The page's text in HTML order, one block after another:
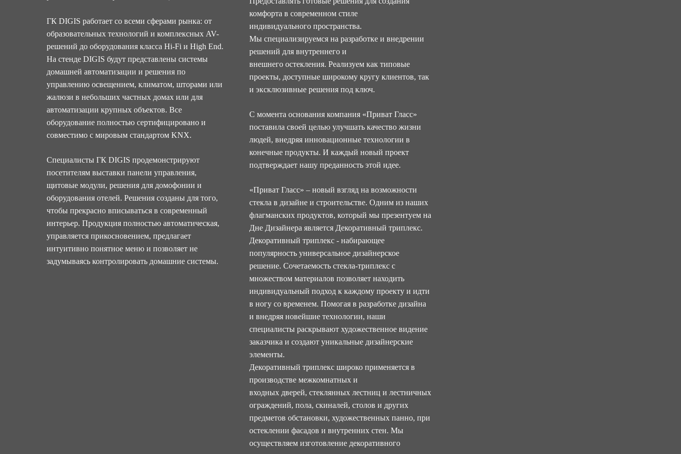
ГК DIGIS работает со всеми сферами рынка: от
образовательных технологий и комплексных AV-
решений до оборудования класса Hi-Fi и High End.
На стенде DIGIS будут представлены системы
домашней автоматизации и решения по
управлению освещением, климатом, шторами или
жалюзи в небольших частных домах или для
автоматизации крупных объектов. Все
оборудование полностью сертифицировано и
совместимо с мировым стандартом KNX.
Специалисты ГК DIGIS продемонстрируют
посетителям выставки панели управления,
щитовые модули, решения для домофонии и
оборудования отелей. Решения созданы для того,
чтобы прекрасно вписываться в современный
интерьер. Продукция полностью автоматическая,
управляется прикосновением, предлагает
интуитивно понятное меню и позволяет не
задумываясь контролировать домашние системы.
комфорта в современном стиле
индивидуального пространства.
Мы специализируемся на разработке и внедрении
решений для внутреннего и
внешнего остекления. Реализуем как типовые
проекты, доступные широкому кругу клиентов, так
и эксклюзивные решения под ключ.
С момента основания компания «Приват Гласс»
поставила своей целью улучшать качество жизни
людей, внедряя инновационные технологии в
конечные продукты. И каждый новый проект
подтверждает нашу преданность этой идее.
«Приват Гласс» – новый взгляд на возможности
стекла в дизайне и строительстве. Одним из наших
флагманских продуктов, который мы презентуем на
Дне Дизайнера является Декоративный триплекс.
Декоративный триплекс - набирающее
популярность универсальное дизайнерское
решение. Сочетаемость стекла-триплекс с
множеством материалов позволяет находить
индивидуальный подход к каждому проекту и идти
в ногу со временем. Помогая в разработке дизайна
и внедряя новейшие технологии, наши
специалисты раскрывают художественное видение
заказчика и создают уникальные дизайнерские
элементы.
Декоративный триплекс широко применяется в
производстве межкомнатных и
входных дверей, стеклянных лестниц и лестничных
ограждений, пола, скиналей, столов и других
предметов обстановки, художественных панно, при
остеклении фасадов и внутренних стен. Мы
осуществляем изготовление декоративного